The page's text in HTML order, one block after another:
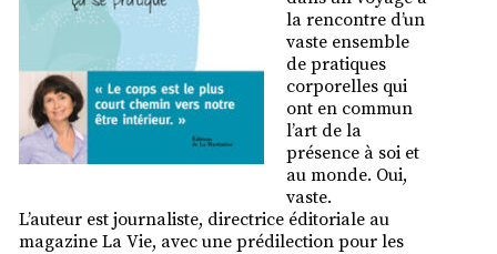
la rencontre d’un
vaste ensemble
de pratiques
corporelles qui
ont en commun
l’art de la
présence à soi et
au monde. Oui,
vaste.
L’auteur est journaliste, directrice éditoriale au
magazine La Vie, avec une prédilection pour les